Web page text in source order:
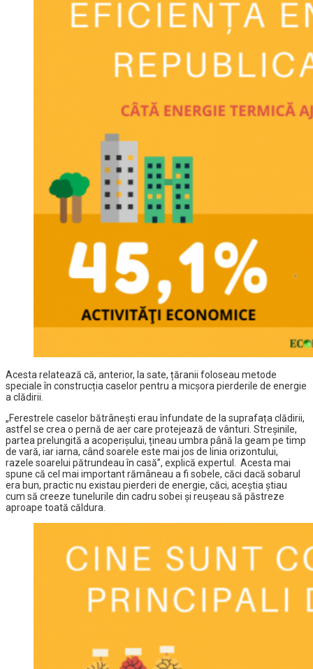
Acesta relatează că, anterior, la sate, țăranii foloseau metode
speciale în construcția caselor pentru a micșora pierderile de energie
a clădirii.
„Ferestrele caselor bătrânești erau înfundate de la suprafața clădirii,
astfel se crea o pernă de aer care protejează de vânturi. Streșinile,
partea prelungită a acoperișului, țineau umbra până la geam pe timp
de vară, iar iarna, când soarele este mai jos de linia orizontului,
razele soarelui pătrundeau în casă”, explică expertul. Acesta mai
spune că cel mai important rămâneau a fi sobele, căci dacă sobarul
era bun, practic nu existau pierderi de energie, căci, aceștia știau
cum să creeze tunelurile din cadru sobei și reușeau să păstreze
aproape toată căldura.